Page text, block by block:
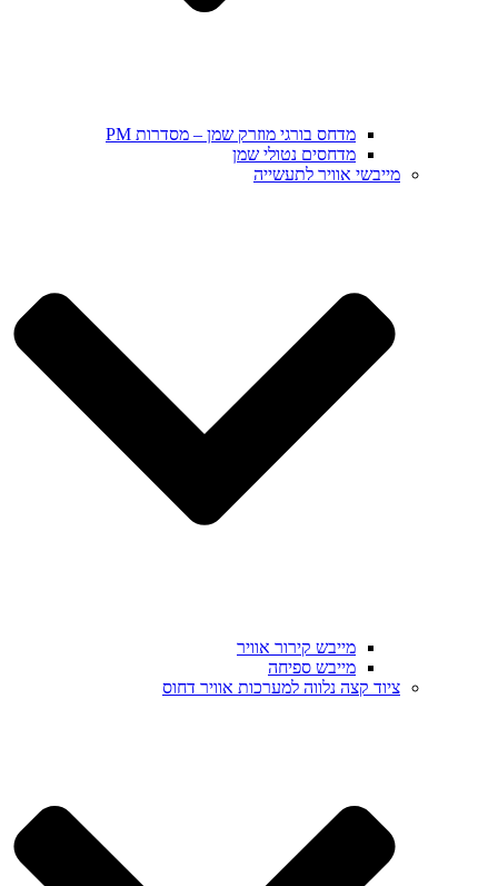
מדחס בורגי מוזרק שמן – מסדרות PM
מדחסים נטולי שמן
מייבשי אוויר לתעשייה
מייבש קירור אוויר
מייבש ספיחה
ציוד קצה נלווה למערכות אוויר דחוס